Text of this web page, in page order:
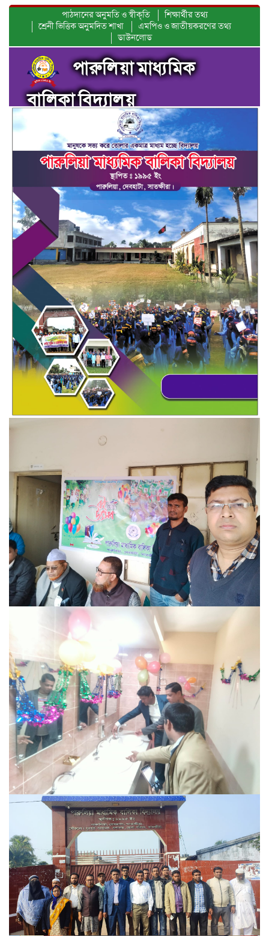
পাঠদানের অনুমতি ও স্বীকৃতি
শিক্ষার্থীর তথ্য
শ্রেনী ভিত্তিক অনুমদিত শাখা
এমপিও ও জাতীয়করণের তথ্য
ডাউনলোড
পারুলিয়া মাধ্যমিক
বালিকা বিদ্যালয়